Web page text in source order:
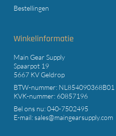
Bestellingen
Winkelinformatie
Main Gear Supply
Spaarpot 19
5667 KV Geldrop
BTW-nummer: NL854090368B01
KVK-nummer: 60857196
Bel ons nu:040-7502495
E-mail:sales@maingearsupply.com